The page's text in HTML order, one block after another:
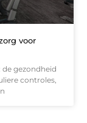
voor
de gezondheid
controles,